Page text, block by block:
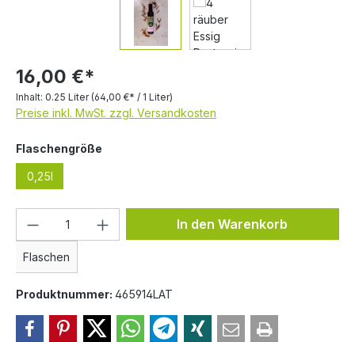
16,00 €*
Inhalt: 0.25 Liter (64,00 €* / 1 Liter)
Preise inkl. MwSt. zzgl. Versandkosten
Flaschengröße
0,25l
Produkt Anzahl: Gib den
Flaschen
In den Warenkorb
Produktnummer: 465914LAT